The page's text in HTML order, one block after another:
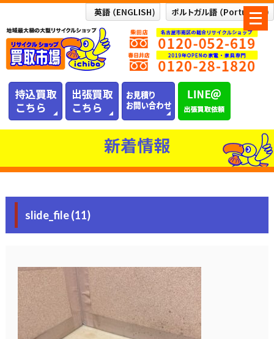
メ
ニ
ュ
ー
新着情報
slide_file (11)